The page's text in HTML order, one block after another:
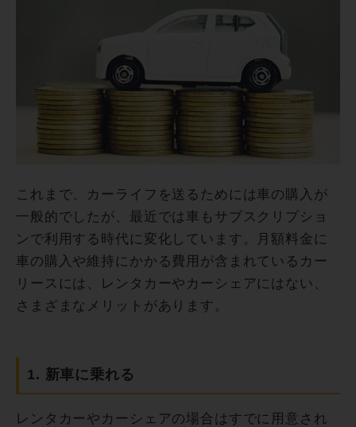
これまで、カーライフを送るためには車の購入が
一般的でしたが、最近では車もサブスクリプショ
ンで利用する時代に変化しています。月額料金に
車の購入や維持にかかる費用が含まれているカー
リースには、レンタカーやカーシェアにはない、
さまざまなメリットがあります。
1. 新車に乗れる
レンタカーやカーシェアの場合はすでに用意され